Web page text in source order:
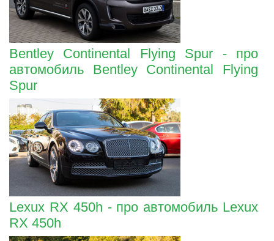
Bentley Continental Flying Spur - про
автомобиль Bentley Continental Flying
Spur
Lexux RX 450h - про автомобиль Lexux
RX 450h